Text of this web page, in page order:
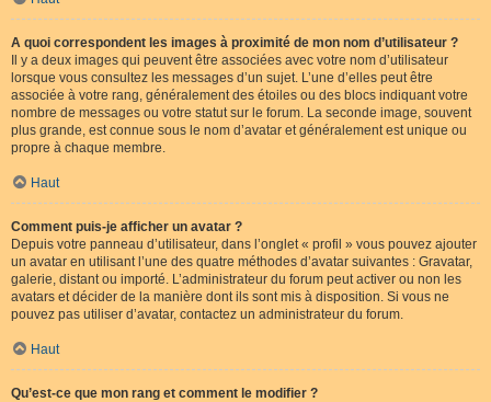
A quoi correspondent les images à proximité de mon nom d’utilisateur ?
Il y a deux images qui peuvent être associées avec votre nom d’utilisateur
lorsque vous consultez les messages d’un sujet. L’une d’elles peut être
associée à votre rang, généralement des étoiles ou des blocs indiquant votre
nombre de messages ou votre statut sur le forum. La seconde image, souvent
plus grande, est connue sous le nom d’avatar et généralement est unique ou
propre à chaque membre.
Haut
Comment puis-je afficher un avatar ?
Depuis votre panneau d’utilisateur, dans l’onglet « profil » vous pouvez ajouter
un avatar en utilisant l’une des quatre méthodes d’avatar suivantes : Gravatar,
galerie, distant ou importé. L’administrateur du forum peut activer ou non les
avatars et décider de la manière dont ils sont mis à disposition. Si vous ne
pouvez pas utiliser d’avatar, contactez un administrateur du forum.
Haut
Qu’est-ce que mon rang et comment le modifier ?